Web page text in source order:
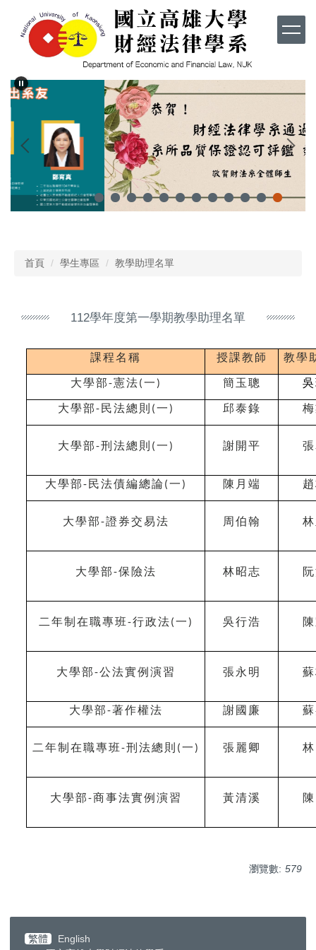
容
區
首頁 學生專區 教學助理名單
112學年度第一學期教學助理名單
課程名稱 授課教師 教學
大學部-憲法(一 ) 簡玉聰
大學部- 民法總則 (一 ) 邱泰錄
大學部-刑法總則 (一 ) 謝開平
大學部- 民法債編總論(一 ) 陳月端
大學部-證券交易法 周伯翰
大學部-保險法 林昭志
二年制在職專班-行政法(一 ) 吳行浩
大學部-公法實例演習 張永明
大學部-著作權法 謝國廉
二年制在職專班-刑法總則 (一 ) 張麗卿
大學部-商事法實例演習 黃清溪
瀏覽數: 579
繁體
English